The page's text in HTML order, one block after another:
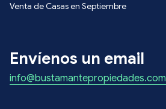
Venta de Casas en Septiembre
Envíenos un email
info@bustamantepropiedades.com